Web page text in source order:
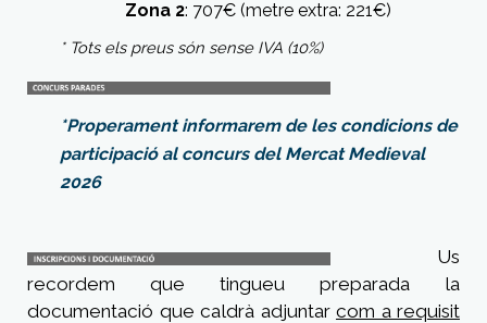
Zona 2: 707€ (metre extra: 221€)
* Tots els preus són sense IVA (10%)
*Properament informarem de les condicions de
participació al concurs del Mercat Medieval
2026
Us
recordem que tingueu preparada la
documentació que caldrà adjuntar com a requisit